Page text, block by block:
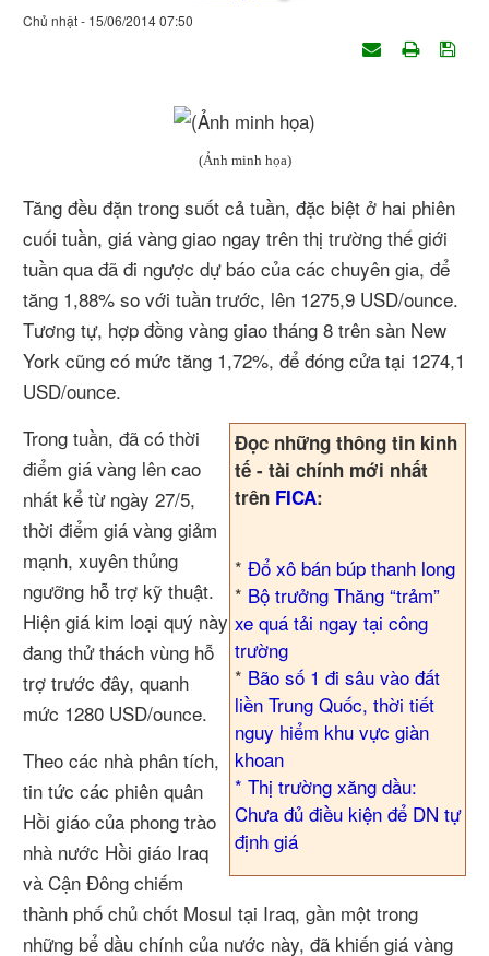
Chủ nhật - 15/06/2014 07:50
(Ảnh minh họa)
Tăng đều đặn trong suốt cả tuần, đặc biệt ở hai phiên
cuối tuần, giá vàng giao ngay trên thị trường thế giới
tuần qua đã đi ngược dự báo của các chuyên gia, để
tăng 1,88% so với tuần trước, lên 1275,9 USD/ounce.
Tương tự, hợp đồng vàng giao tháng 8 trên sàn New
York cũng có mức tăng 1,72%, để đóng cửa tại 1274,1
USD/ounce.
Đọc những thông tin kinh
tế - tài chính mới nhất
trên FICA:
* Đổ xô bán búp thanh long
* Bộ trưởng Thăng “trảm”
xe quá tải ngay tại công
trường
* Bão số 1 đi sâu vào đất
liền Trung Quốc, thời tiết
nguy hiểm khu vực giàn
khoan
* Thị trường xăng dầu:
Chưa đủ điều kiện để DN tự
định giá
Trong tuần, đã có thời
điểm giá vàng lên cao
nhất kể từ ngày 27/5,
thời điểm giá vàng giảm
mạnh, xuyên thủng
ngưỡng hỗ trợ kỹ thuật.
Hiện giá kim loại quý này
đang thử thách vùng hỗ
trợ trước đây, quanh
mức 1280 USD/ounce.
Theo các nhà phân tích,
tin tức các phiên quân
Hồi giáo của phong trào
nhà nước Hồi giáo Iraq
và Cận Đông chiếm
thành phố chủ chốt Mosul tại Iraq, gần một trong
những bể dầu chính của nước này, đã khiến giá vàng